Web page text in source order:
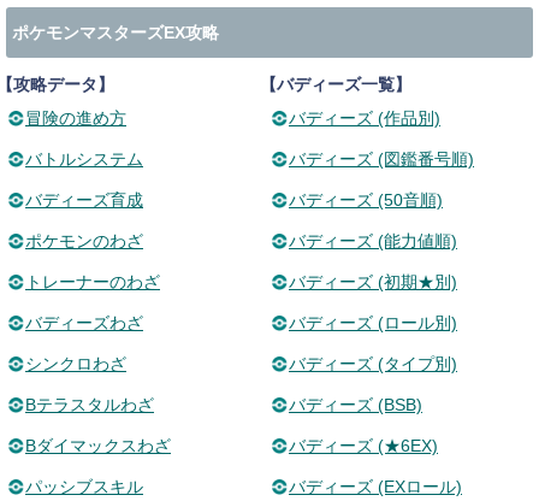
ポケモンマスターズEX攻略
攻略データ】
冒険の進め方
バトルシステム
バディーズ育成
ポケモンのわざ
トレーナーのわざ
バディーズわざ
シンクロわざ
Bテラスタルわざ
Bダイマックスわざ
パッシブスキル
【バディーズ一覧】
バディーズ (作品別)
バディーズ (図鑑番号順)
バディーズ (50音順)
バディーズ (能力値順)
バディーズ (初期★別)
バディーズ (ロール別)
バディーズ (タイプ別)
バディーズ (BSB)
バディーズ (★6EX)
バディーズ (EXロール)